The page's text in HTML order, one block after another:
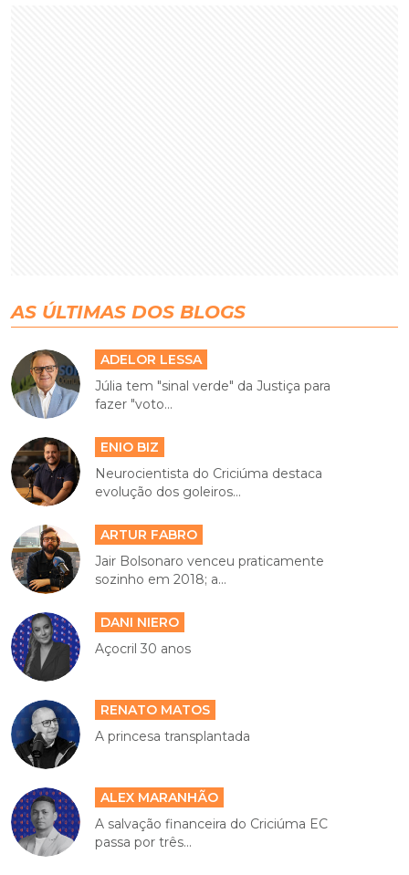
AS ÚLTIMAS DOS BLOGS
ADELOR LESSA
Júlia tem "sinal verde" da Justiça para
fazer "voto...
ENIO BIZ
Neurocientista do Criciúma destaca
evolução dos goleiros...
ARTUR FABRO
Jair Bolsonaro venceu praticamente
sozinho em 2018; a...
DANI NIERO
Açocril 30 anos
RENATO MATOS
A princesa transplantada
ALEX MARANHÃO
A salvação financeira do Criciúma EC
passa por três...